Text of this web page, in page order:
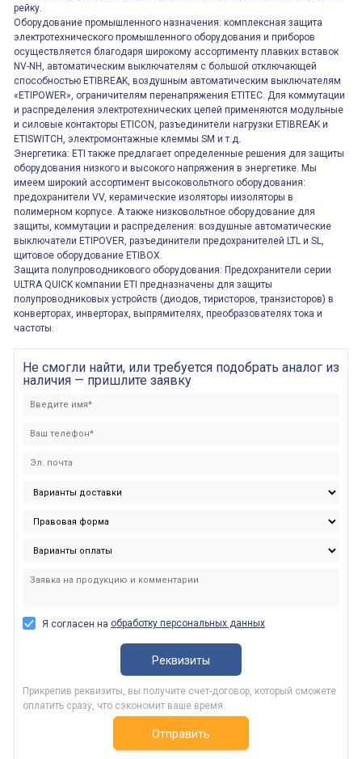
рейку.
Оборудование промышленного назначения: комплексная защита
электротехнического промышленного оборудования и приборов
осуществляется благодаря широкому ассортименту плавких вставок
NV-NH, автоматическим выключателям с большой отключающей
способностью ETIBREAK, воздушным автоматическим выключателям
«ETIPOWER», ограничителям перенапряжения ETITEC. Для коммутации
и распределения электротехнических цепей применяются модульные
и силовые контакторы ETICON, разъединители нагрузки ETIBREAK и
ETISWITCH, электромонтажные клеммы SM и т.д.
Энергетика: ETI также предлагает определенные решения для защиты
оборудования низкого и высокого напряжения в энергетике. Мы
имеем широкий ассортимент высоковольтного оборудования:
предохранители VV, керамические изоляторы иизоляторы в
полимерном корпусе. А также низковольтное оборудование для
защиты, коммутации и распределения: воздушные автоматические
выключатели ETIPOVER, разъединители предохранителей LTL и SL,
щитовое оборудование ETIBOX.
Защита полупроводникового оборудования: Предохранители серии
ULTRA QUICK компании ETI предназначены для защиты
полупроводниковых устройств (диодов, тиристоров, транзисторов) в
конверторах, инверторах, выпрямителях, преобразователях тока и
частоты.
Не смогли найти, или требуется подобрать аналог из
наличия — пришлите заявку
Я согласен на обработку персональных данных
Реквизиты
Прикрепив реквизиты, вы получите счет-договор, который сможете
оплатить сразу, что сэкономит ваше время.
Отправить